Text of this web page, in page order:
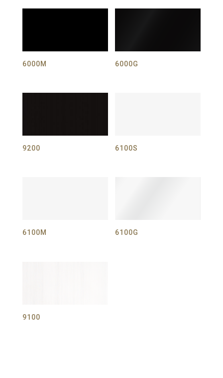
6000M 6000G
9200 6100S
6100M 6100G
9100